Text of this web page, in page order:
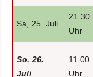
Sa, 25. Juli
21.30
Uhr
So, 26.
Juli
11.00
Uhr